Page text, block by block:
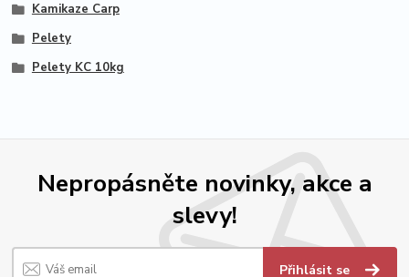
Kamikaze Carp
Pelety
Pelety KC 10kg
Nepropásněte novinky, akce a
slevy!
Přihlásit se